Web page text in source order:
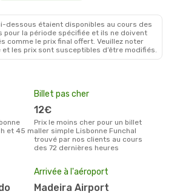
dessous étaient disponibles au cours des
pour la période spécifiée et ils ne doivent
comme le prix final offert. Veuillez noter
les prix sont susceptibles d’être modifiés.
et 45 m
Billet pas cher
12€
Prix le moins cher pour un billet
aller simple Lisbonne Funchal
trouvé par nos clients au cours
des 72 dernières heures
Arrivée à l'aéroport
Madeira Airport